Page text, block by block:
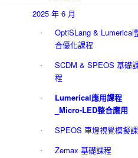
2025 年 6 月
OptiSLang & Lumerical
合優化課程
SCDM & SPEOS 基礎
程
Lumerical應用課程
_Micro-LED整合應用
SPEOS 車燈視覺模擬
Zemax 基礎課程